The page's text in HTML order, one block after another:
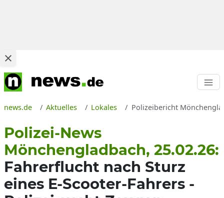
news.de Aktuelles Lokales Polizeibericht
Polizei-News
Mönchengladbach, 25.02.26:
Fahrerflucht nach Sturz
eines E-Scooter-Fahrers -